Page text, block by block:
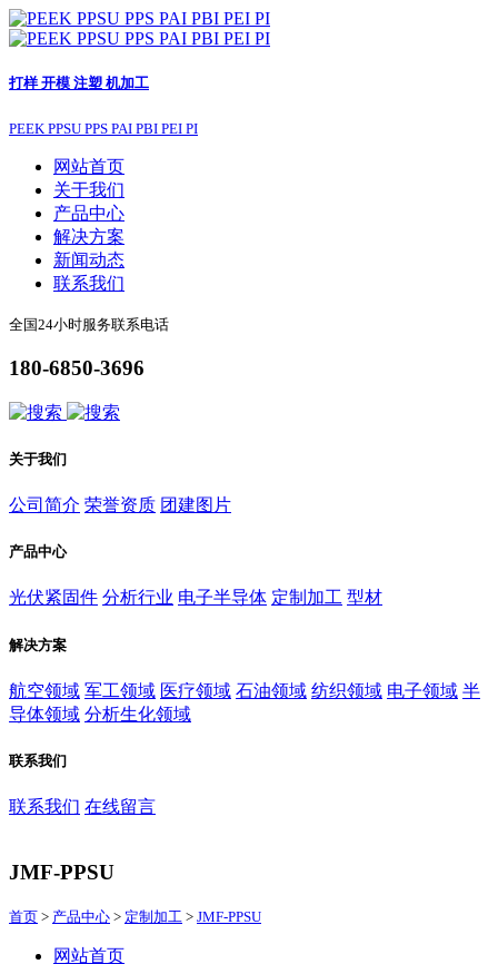
打样 开模 注塑 机加工
PEEK PPSU PPS PAI PBI PEI PI
网站首页
关于我们
产品中心
解决方案
新闻动态
联系我们
全国24小时服务联系电话
180-6850-3696
关于我们
公司简介 荣誉资质 团建图片
产品中心
光伏紧固件 分析行业 电子半导体 定制加工 型材
解决方案
航空领域 军工领域 医疗领域 石油领域 纺织领域 电子领域 半
导体领域 分析生化领域
联系我们
联系我们 在线留言
JMF-PPSU
首页 > 产品中心 > 定制加工 > JMF-PPSU
网站首页